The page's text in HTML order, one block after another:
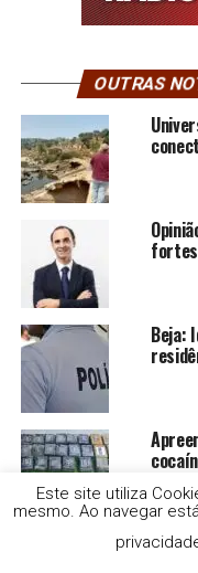
OUTRAS
Beja:
Este site utiliza
mesmo. Ao navegar